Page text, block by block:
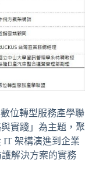
位轉型服務產學聯
實踐」為主題，聚
IT 架構演進到企業
解決方案的實務